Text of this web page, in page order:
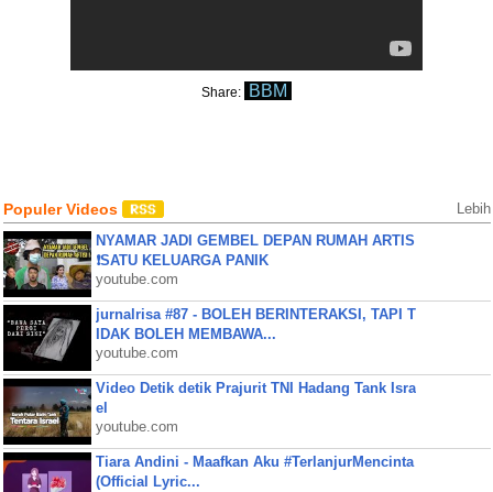
Share: BBM
Populer Videos Lebih
NYAMAR JADI GEMBEL DEPAN RUMAH ARTIS
❗SATU KELUARGA PANIK
youtube.com
jurnalrisa #87 - BOLEH BERINTERAKSI, TAPI T
IDAK BOLEH MEMBAWA...
youtube.com
Video Detik detik Prajurit TNI Hadang Tank Isra
el
youtube.com
Tiara Andini - Maafkan Aku #TerlanjurMencinta
(Official Lyric...